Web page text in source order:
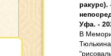
ракурс).
Уфа. -
В